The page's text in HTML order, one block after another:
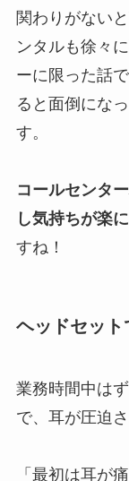
関わりがない
ンタルも徐々
ーに限った話
ると面倒にな
す。
コールセンタ
し気持ちが楽
すね！
ヘッドセット
業務時間中は
で、耳が圧迫
「最初は耳が